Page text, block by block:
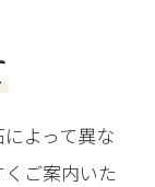
よって異な
ご案内いた